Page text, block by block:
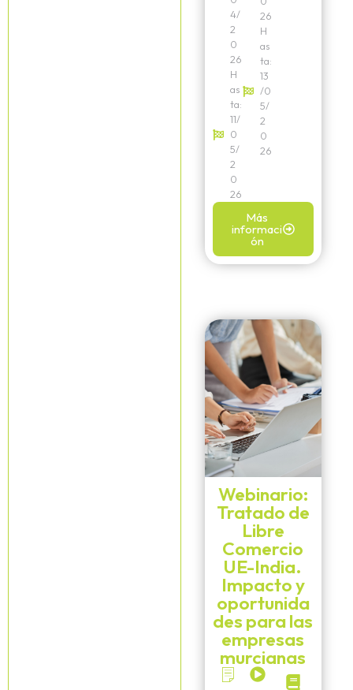
4/
2
0
26
H
as
ta:
11/
0
5/
2
0
26
26
H
as
ta:
13
/0
5/
2
0
26
Más
informaci
ón
Webinario:
Tratado de
Libre
Comercio
UE-India.
Impacto y
oportunida
des para las
empresas
murcianas